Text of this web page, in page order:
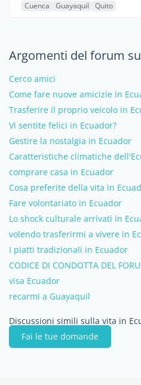
Cuenca Guayaquil Quito
Argomenti del forum
Cerco amici
Come fare nuove amicizie in
Trasferire il proprio veicolo in
Vi sentite felici in Ecuador?
Gestire la nostalgia in Ecuador
Caratteristiche climatiche
comprare casa in Ecuador
Cosa preferite della vita in
Fare volontariato in Ecuador
Lo shock culturale arrivati in
volendo trasferirmi a vivere in
I piatti tradizionali in Ecuador
CODICE DI CONDOTTA DEL
visa Ecuador
recarmi a Guayaquil
Discussioni simili sulla vita in
Fai le tue domande